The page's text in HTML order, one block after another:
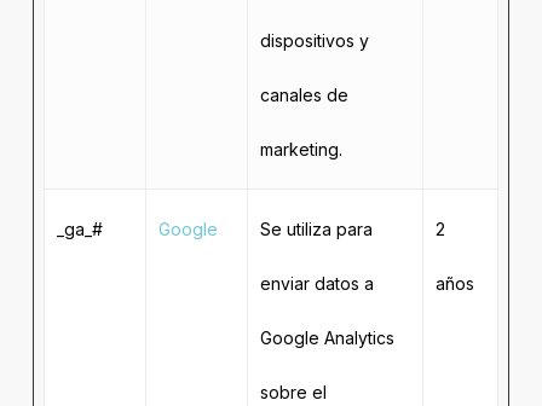
dispositivos y
canales de
marketing.
_ga_# Google Se utiliza para
enviar datos a
Google Analytics
sobre el
2
años